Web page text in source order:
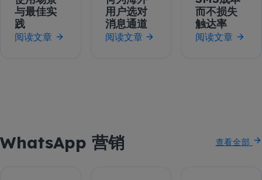
与最佳实
践
阅读文章
用户选对
消息通道
阅读文章
而不损失
触达率
阅读文章
WhatsApp 营销 查看全部